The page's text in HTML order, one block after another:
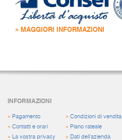
» MAGGIORI INFORMAZIONI
INFORMAZIONI
» Pagamento
» Contatti e orari
» La vostra privacy
» Condizioni di vendita
» Piano rateale
» Dati dell'azienda